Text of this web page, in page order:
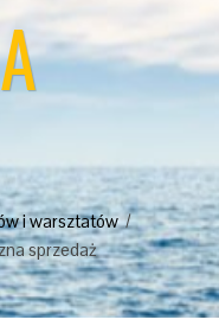
i warsztatów
sprzedaż